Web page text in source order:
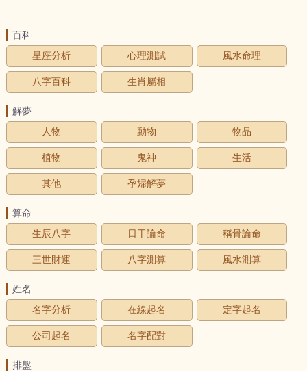
百科
星座分析
心理測試 風水命理
八字百科 生肖屬相
解夢
人物
動物 物品
植物 鬼神 生活
其他 孕婦解夢
算命
生辰八字
日干論命 稱骨論命
三世財運 八字測算 風水測算
姓名
名字分析
在線起名 定字起名
公司起名 名字配對
排盤